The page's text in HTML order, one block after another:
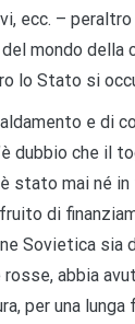
ecc. –
mondo della
lo Stato si
e di
dubbio che il
è stato mai né
di
Sovietica sia
abbia
per una lunga